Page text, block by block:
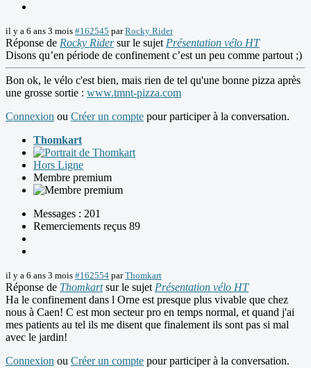
il y a 6 ans 3 mois #162545 parRocky Rider
Réponse de Rocky Ridersur le sujet Présentation vélo HT
Disons qu’en période de confinement c’est un peu comme partout ;)
Bon ok, le vélo c'est bien, mais rien de tel qu'une bonne pizza après
une grosse sortie : www.tmnt-pizza.com
Connexion ou Créer un compte pour participer à la conversation.
Thomkart
Hors Ligne
Membre premium
Messages : 201
Remerciements reçus 89
il y a 6 ans 3 mois #162554 parThomkart
Réponse de Thomkartsur le sujet Présentation vélo HT
Ha le confinement dans l Orne est presque plus vivable que chez
nous à Caen! C est mon secteur pro en temps normal, et quand j'ai
mes patients au tel ils me disent que finalement ils sont pas si mal
avec le jardin!
Connexion ou Créer un compte pour participer à la conversation.